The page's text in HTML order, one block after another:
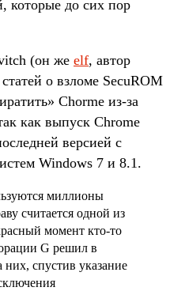
которые до сих пор
(он же elf, автор
о взломе SecuROM
Chorme из-за
как выпуск Chrome
версией с
Windows 7 и 8.1.
миллионы
считается одной из
момент кто-то
G решил в
спустив указание